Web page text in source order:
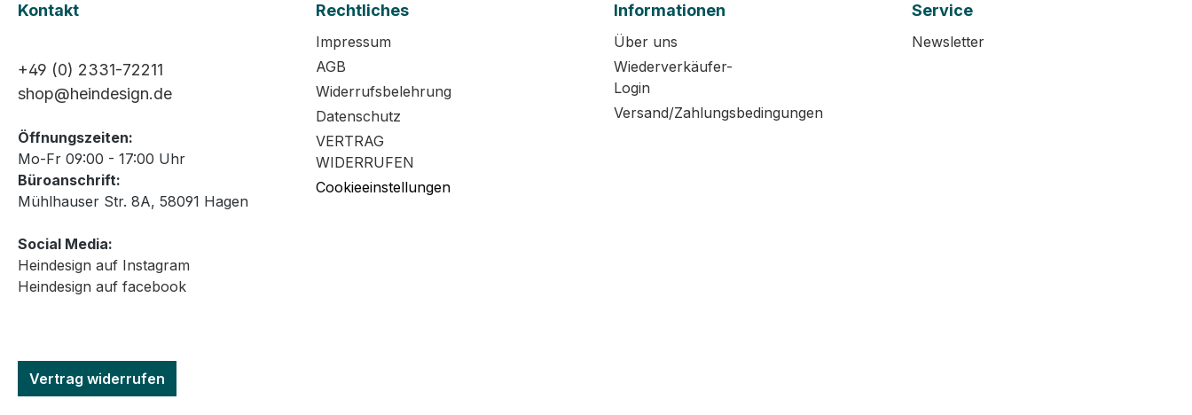
Kontakt
+49 (0) 2331-72211
shop@heindesign.de
Öffnungszeiten:
Mo-Fr 09:00 - 17:00 Uhr
Büroanschrift:
Mühlhauser Str. 8A, 58091 Hagen
Social Media:
Heindesign auf Instagram
Heindesign auf facebook
Vertrag widerrufen
Rechtliches
Impressum
AGB
Widerrufsbelehrung
Datenschutz
VERTRAG
WIDERRUFEN
Cookieeinstellungen
Informationen
Über uns
Wiederverkäufer-
Login
Versand/Zahlungsbedingungen
Service
Newsletter